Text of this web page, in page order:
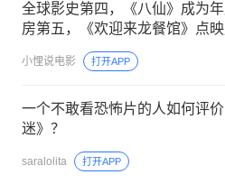
全球影史第四，《八仙》成为
房第五，《欢迎来龙餐馆》点
小悝说电影 打开APP
一个不敢看恐怖片的人如何评
迷》？
saralolita 打开APP